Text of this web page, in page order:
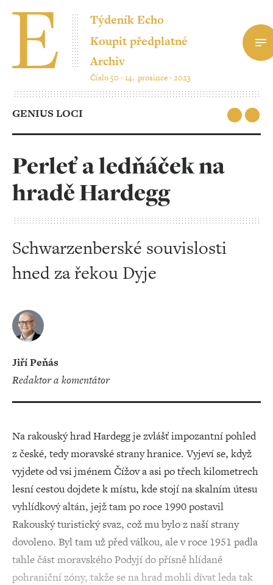
Týdeník Echo
Koupit předplatné
Archiv
Číslo 50 ‧ 14. prosince ‧ 2023
GENIUS LOCI
Perleť a ledňáček na
hradě Hardegg
Schwarzenberské souvislosti
hned za řekou Dyje
Jiří Peňás
redaktor a komentátor
Na rakouský hrad Hardegg je zvlášť impozantní pohled
z české, tedy moravské strany hranice. Vyjeví se, když
vyjdete od vsi jménem Čížov a asi po třech kilometrech
lesní cestou dojdete k místu, kde stojí na skalním útesu
vyhlídkový altán, jejž tam po roce 1990 postavil
Rakouský turistický svaz, což mu bylo z naší strany
dovoleno. Byl tam už před válkou, ale v roce 1951 padla
tahle část moravského Podyjí do přísně hlídané
pohraniční zóny, takže se na hrad mohli dívat leda tak